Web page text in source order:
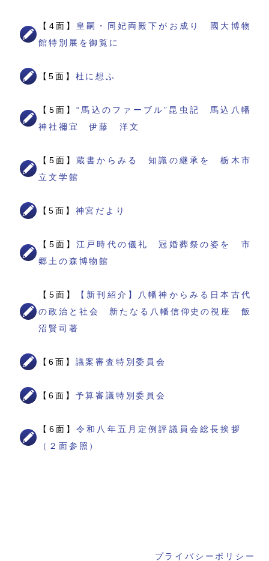
【4面】 皇嗣・同妃両殿下がお成り 國大博物
館特別展を御覧に
【5面】 杜に想ふ
【5面】“馬込のファーブル”昆虫記 馬込八幡
神社禰宜 伊藤 洋文
【5面】蔵書からみる 知識の継承を 栃木市
立文学館
【5面】 神宮だより
【5面】江戸時代の儀礼 冠婚葬祭の姿を 市
郷土の森博物館
【5面】
【新刊紹介】八幡神からみる日本古代
の政治と社会 新たなる八幡信仰史の視座 飯
沼賢司著
【6面】 議案審査特別委員会
【6面】 予算審議特別委員会
【6面】令和八年五月定例評議員会総長挨拶
（２面参照）
プライバシーポリシー